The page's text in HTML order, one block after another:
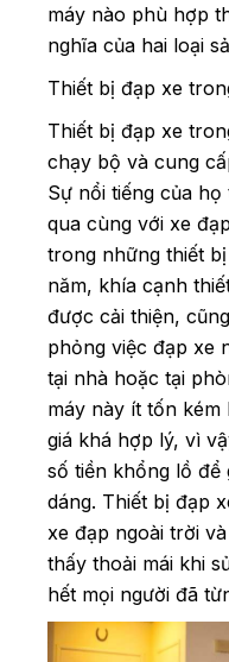
máy nào phù hợp
nghĩa của hai loại
Thiết bị đạp xe
Thiết bị đạp xe
chạy bộ và cung
Sự nổi tiếng của
qua cùng với xe
trong những thiết
năm, khía cạnh
được cải thiện,
phỏng việc đạp xe
tại nhà hoặc tại
máy này ít tốn
giá khá hợp lý, vì
số tiền khổng lồ để
dáng. Thiết bị đạp
xe đạp ngoài trời
thấy thoải mái khi
hết mọi người đã